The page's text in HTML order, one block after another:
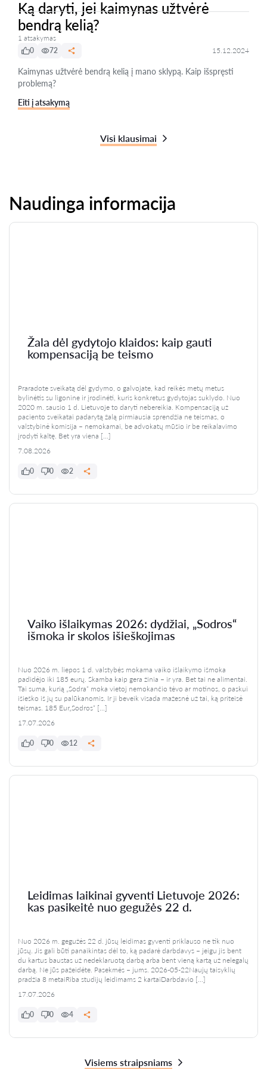
Ką daryti, jei kaimynas užtvėrė
bendrą kelią?
1 atsakymas
0
72 15.12.2024
Kaimynas užtvėrė bendrą kelią į mano sklypą. Kaip išspręsti
problemą?
Eiti į atsakymą
Visi klausimai
Naudinga informacija
Žala dėl gydytojo klaidos: kaip gauti
kompensaciją be teismo
Praradote sveikatą dėl gydymo, o galvojate, kad reikės metų metus
bylinėtis su ligonine ir įrodinėti, kuris konkretus gydytojas suklydo. Nuo
2020 m. sausio 1 d. Lietuvoje to daryti nebereikia. Kompensaciją už
paciento sveikatai padarytą žalą pirmiausia sprendžia ne teismas, o
valstybinė komisija – nemokamai, be advokatų mūšio ir be reikalavimo
įrodyti kaltę. Bet yra viena […]
7.08.2026
0 0 2
Vaiko išlaikymas 2026: dydžiai, „Sodros“
išmoka ir skolos išieškojimas
Nuo 2026 m. liepos 1 d. valstybės mokama vaiko išlaikymo išmoka
padidėjo iki 185 eurų. Skamba kaip gera žinia – ir yra. Bet tai ne alimentai.
Tai suma, kurią „Sodra“ moka vietoj nemokančio tėvo ar motinos, o paskui
išieško iš jų su palūkanomis. Ir ji beveik visada mažesnė už tai, ką priteisė
teismas. 185 Eur„Sodros“ […]
17.07.2026
0 0 12
Leidimas laikinai gyventi Lietuvoje 2026:
kas pasikeitė nuo gegužės 22 d.
Nuo 2026 m. gegužės 22 d. jūsų leidimas gyventi priklauso ne tik nuo
jūsų. Jis gali būti panaikintas dėl to, ką padarė darbdavys – jeigu jis bent
du kartus baustas už nedeklaruotą darbą arba bent vieną kartą už nelegalų
darbą. Ne jūs pažeidėte. Pasekmės – jums. 2026-05-22Naujų taisyklių
pradžia 8 metaiRiba studijų leidimams 2 kartaiDarbdavio […]
17.07.2026
0 0 4
Visiems straipsniams